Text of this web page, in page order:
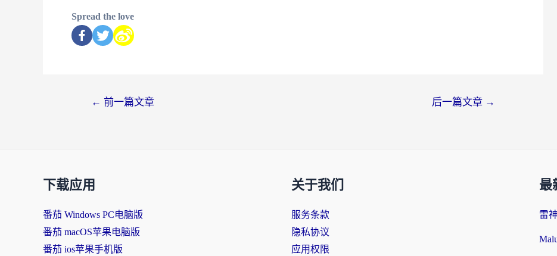
Spread the love
← 前一篇文章 后一篇文章 →
下载应用
番茄 Windows PC电脑版
番茄 macOS苹果电脑版
番茄 ios苹果手机版
关于我们
服务条款
隐私协议
应用权限
最